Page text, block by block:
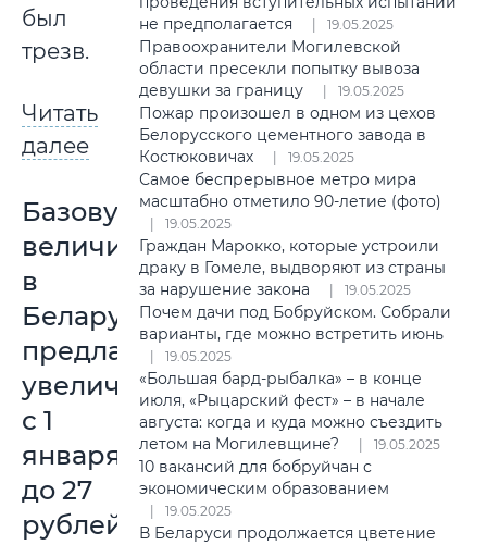
был
трезв.
Читать
далее
Базовую
величину
в
Беларуси
предлагают
увеличить
с 1
января
до 27
рублей
не предполагается
19.05.2025
Правоохранители Могилевской
области пресекли попытку вывоза
девушки за границу
19.05.2025
Пожар произошел в одном из цехов
Белорусского цементного завода в
Костюковичах
19.05.2025
Самое беспрерывное метро мира
масштабно отметило 90-летие (фото)
19.05.2025
Граждан Марокко, которые устроили
драку в Гомеле, выдворяют из страны
за нарушение закона
19.05.2025
Почем дачи под Бобруйском. Собрали
варианты, где можно встретить июнь
19.05.2025
«Большая бард-рыбалка» – в конце
июля, «Рыцарский фест» – в начале
августа: когда и куда можно съездить
летом на Могилевщине?
19.05.2025
10 вакансий для бобруйчан с
экономическим образованием
19.05.2025
В Беларуси продолжается цветение